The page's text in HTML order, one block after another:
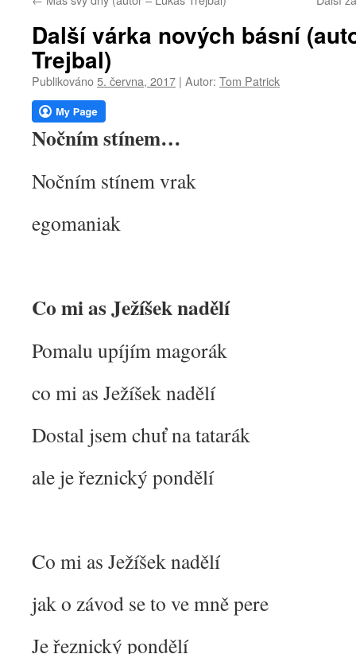
webu
Další várka nových básní
Trejbal)
Publikováno5. června, 2017 | Autor: Tom Patrick
Nočním stínem…
Nočním stínem vrak
egomaniak
Co mi as Ježíšek nadělí
Pomalu upíjím magorák
co mi as Ježíšek nadělí
Dostal jsem chuť na tatarák
ale je řeznický pondělí
Co mi as Ježíšek nadělí
jak o závod se to ve mně pere
Je řeznický pondělí